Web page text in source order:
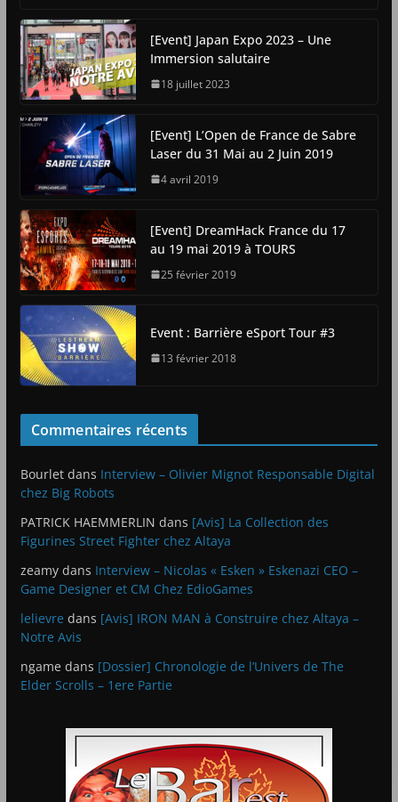
[Event] Japan Expo 2023 – Une
Immersion salutaire
18 juillet 2023
[Event] L’Open de France de Sabre
Laser du 31 Mai au 2 Juin 2019
4 avril 2019
[Event] DreamHack France du 17
au 19 mai 2019 à TOURS
25 février 2019
Event : Barrière eSport Tour #3
13 février 2018
Commentaires récents
Bourletdans Interview – Olivier Mignot Responsable Digital
chez Big Robots
PATRICK HAEMMERLIN dans [Avis] La Collection des
Figurines Street Fighter chez Altaya
zeamydans Interview – Nicolas « Esken » Eskenazi CEO –
Game Designer et CM Chez EdioGames
lelievre dans [Avis] IRON MAN à Construire chez Altaya –
Notre Avis
ngame dans [Dossier] Chronologie de l’Univers de The
Elder Scrolls – 1ere Partie